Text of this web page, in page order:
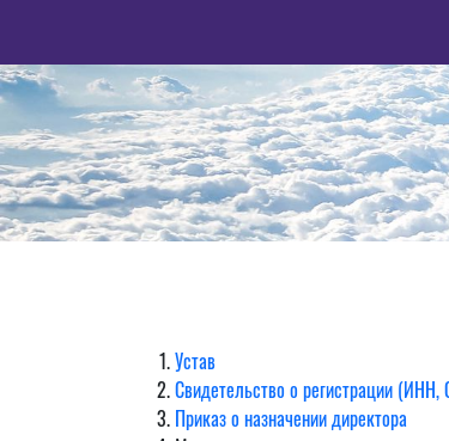
Устав
Свидетельство о регистрации (ИНН,
Приказ о назначении директора